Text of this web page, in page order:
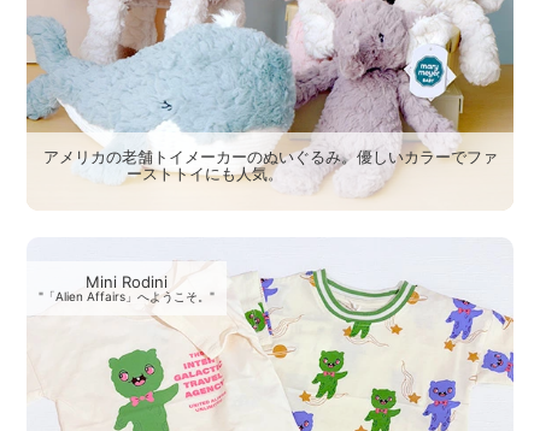
アメリカの老舗トイメーカーのぬいぐるみ。優しいカラーでファ
ーストトイにも人気。
Mini Rodini
"「Alien Affairs」へようこそ。"